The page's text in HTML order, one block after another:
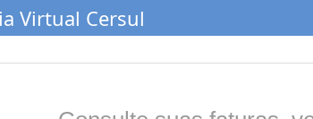
Virtual Cersul